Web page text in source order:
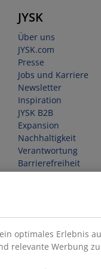
JYSK
Über uns
JYSK.com
Presse
Jobs und Karriere
Newsletter
Inspiration
JYSK B2B
Expansion
Nachhaltigkeit
Verantwortung
Barrierefreiheit
optimales Erlebnis
relevante Werbung